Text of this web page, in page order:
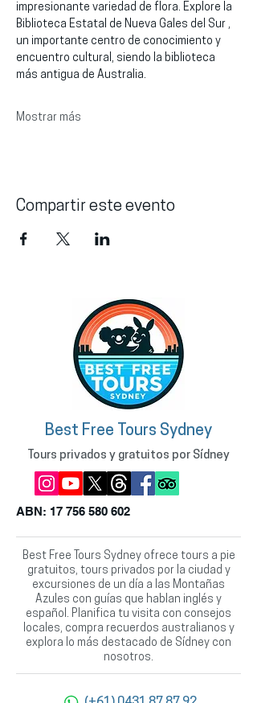
impresionante variedad de flora. Explore la
Biblioteca Estatal de Nueva Gales del Sur ,
un importante centro de conocimiento y
encuentro cultural, siendo la biblioteca
más antigua de Australia.
Mostrar más
Compartir este evento
Best Free Tours Sydney
Tours privados y gratuitos por Sídney
ABN: 17 756 580 602
Best Free Tours Sydney ofrece tours a pie
gratuitos, tours privados por la ciudad y
excursiones de un día a las Montañas
Azules con guías que hablan inglés y
español. Planifica tu visita con consejos
locales, compra recuerdos australianos y
explora lo más destacado de Sídney con
nosotros.